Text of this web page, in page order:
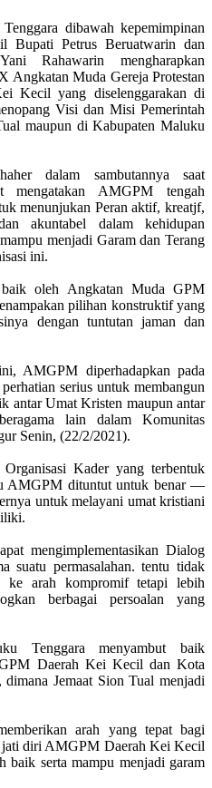
dibawah kepemimpinan
Bupati Petrus Beruatwarin dan
Rahawarin mengharapkan
Angkatan Muda Gereja Protestan
Kecil yang diselenggarakan di
Visi dan Misi Pemerintah
maupun di Kabupaten Maluku
dalam sambutannya saat
mengatakan AMGPM tengah
menunjukan Peran aktif, kreatjf,
akuntabel dalam kehidupan
menjadi Garam dan Terang
ini.
oleh Angkatan Muda GPM
pilihan konstruktif yang
dengan tuntutan jaman dan
AMGPM diperhadapkan pada
serius untuk membangun
antar Umat Kristen maupun antar
lain dalam Komunitas
Senin, (22/2/2021).
Kader yang terbentuk
AMGPM dituntut untuk benar —
untuk melayani umat kristiani
mengimplementasikan Dialog
suatu permasalahan. tentu tidak
ke arah kompromif tetapi lebih
berbagai persoalan yang
Tenggara menyambut baik
Daerah Kei Kecil dan Kota
Jemaat Sion Tual menjadi
arah yang tepat bagi
jati diri AMGPM Daerah Kei Kecil
baik serta mampu menjadi garam